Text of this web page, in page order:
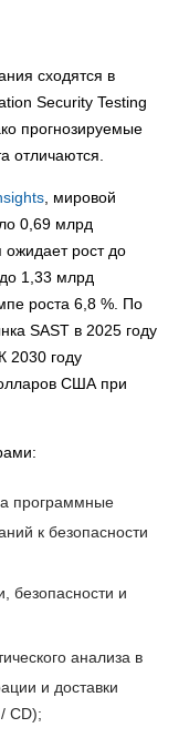
сходятся в
Security Testing
прогнозируемые
отличаются.
, мировой
0,69 млрд
рост до
1,33 млрд
роста 6,8 %. По
SAST в 2025 году
2030 году
США при
программные
к безопасности
безопасности и
анализа в
и доставки
CD);